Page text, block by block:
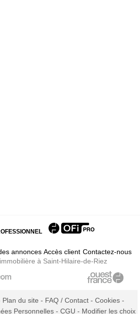
annonces Accès client Contactez-nous
à Saint-Hilaire-de-Riez
Plan du site - FAQ / Contact- Cookies-
Personnelles - CGU - Modifier les choix